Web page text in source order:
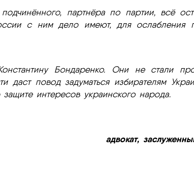
партнёра по партии, всё
с ним дело имеют, для ослабления
Бондаренко. Они не стали
даст повод задуматься избирателям
интересов украинского народа.
адвокат,